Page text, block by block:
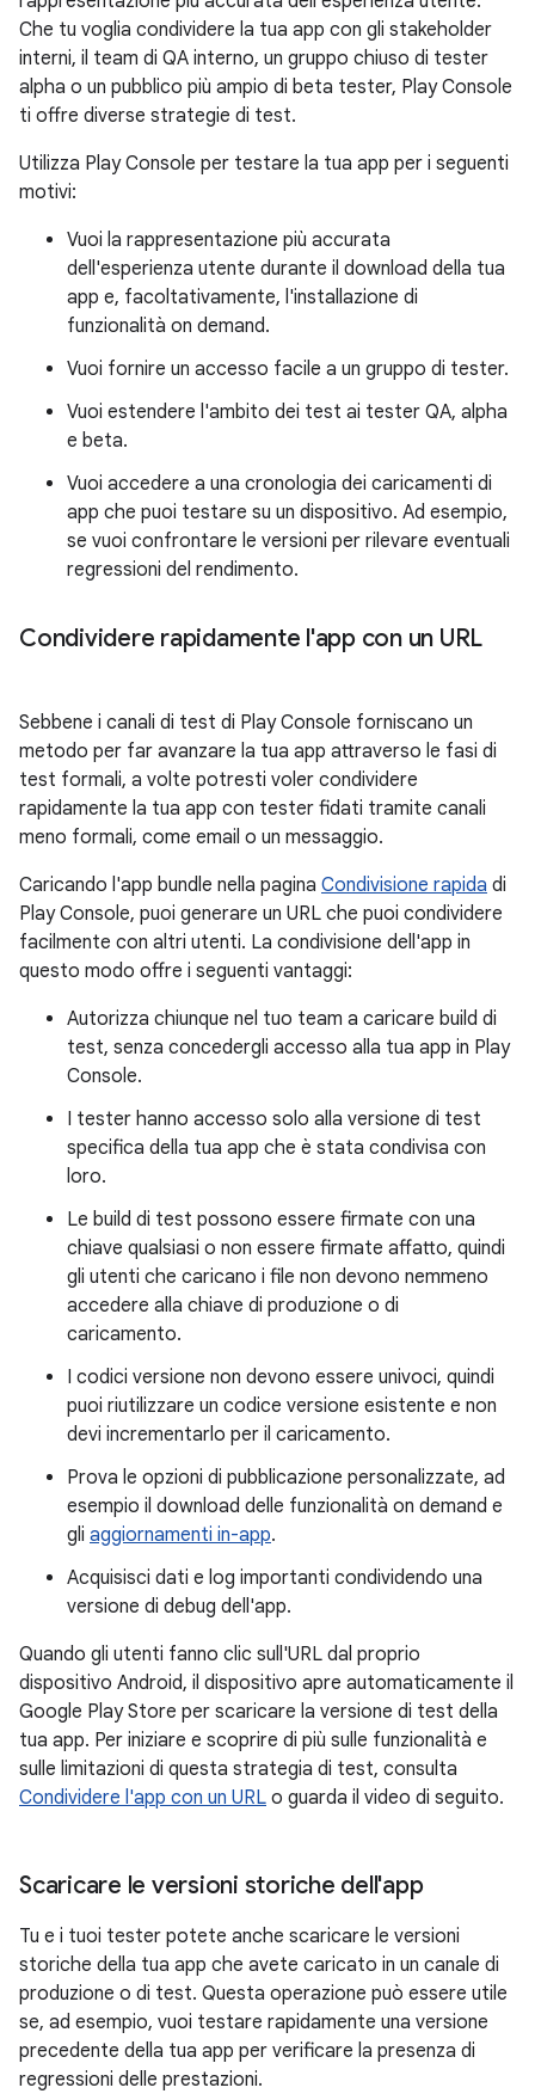
Che tu voglia condividere la tua app con gli stakeholder
interni, il team di QA interno, un gruppo chiuso di tester
alpha o un pubblico più ampio di beta tester, Play Console
ti offre diverse strategie di test.
Utilizza Play Console per testare la tua app per i seguenti
motivi:
Vuoi la rappresentazione più accurata
dell'esperienza utente durante il download della tua
app e, facoltativamente, l'installazione di
funzionalità on demand.
Vuoi fornire un accesso facile a un gruppo di tester.
Vuoi estendere l'ambito dei test ai tester QA, alpha
e beta.
Vuoi accedere a una cronologia dei caricamenti di
app che puoi testare su un dispositivo. Ad esempio,
se vuoi confrontare le versioni per rilevare eventuali
regressioni del rendimento.
Condividere rapidamente l'app con un URL
Sebbene i canali di test di Play Console forniscano un
metodo per far avanzare la tua app attraverso le fasi di
test formali, a volte potresti voler condividere
rapidamente la tua app con tester fidati tramite canali
meno formali, come email o un messaggio.
Caricando l'app bundle nella pagina Condivisione rapida di
Play Console, puoi generare un URL che puoi condividere
facilmente con altri utenti. La condivisione dell'app in
questo modo offre i seguenti vantaggi:
Autorizza chiunque nel tuo team a caricare build di
test, senza concedergli accesso alla tua app in Play
Console.
I tester hanno accesso solo alla versione di test
specifica della tua app che è stata condivisa con
loro.
Le build di test possono essere firmate con una
chiave qualsiasi o non essere firmate affatto, quindi
gli utenti che caricano i file non devono nemmeno
accedere alla chiave di produzione o di
caricamento.
I codici versione non devono essere univoci, quindi
puoi riutilizzare un codice versione esistente e non
devi incrementarlo per il caricamento.
Prova le opzioni di pubblicazione personalizzate, ad
esempio il download delle funzionalità on demand e
gli aggiornamenti in-app.
Acquisisci dati e log importanti condividendo una
versione di debug dell'app.
Quando gli utenti fanno clic sull'URL dal proprio
dispositivo Android, il dispositivo apre automaticamente il
Google Play Store per scaricare la versione di test della
tua app. Per iniziare e scoprire di più sulle funzionalità e
sulle limitazioni di questa strategia di test, consulta
Condividere l'app con un URL o guarda il video di seguito.
Scaricare le versioni storiche dell'app
Tu e i tuoi tester potete anche scaricare le versioni
storiche della tua app che avete caricato in un canale di
produzione o di test. Questa operazione può essere utile
se, ad esempio, vuoi testare rapidamente una versione
precedente della tua app per verificare la presenza di
regressioni delle prestazioni.